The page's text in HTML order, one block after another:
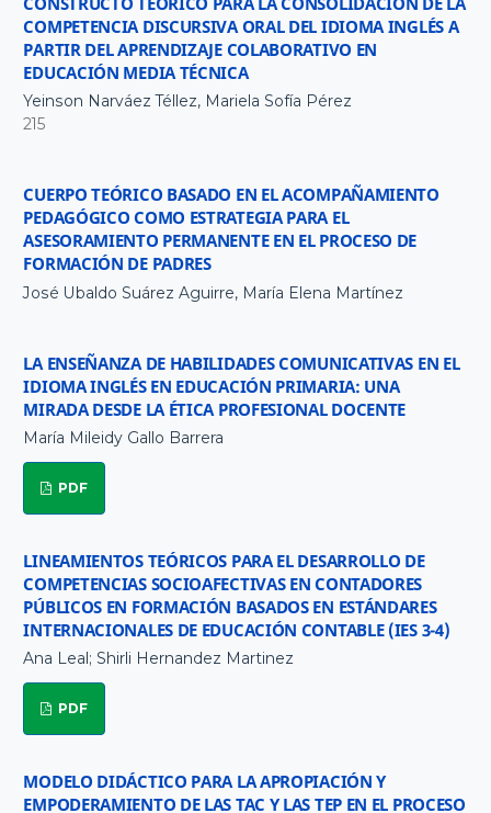
COMPETENCIA DISCURSIVA ORAL DEL IDIOMA INGLÉS A
PARTIR DEL APRENDIZAJE COLABORATIVO EN
EDUCACIÓN MEDIA TÉCNICA
Yeinson Narváez Téllez, Mariela Sofía Pérez
215
CUERPO TEÓRICO BASADO EN EL ACOMPAÑAMIENTO
PEDAGÓGICO COMO ESTRATEGIA PARA EL
ASESORAMIENTO PERMANENTE EN EL PROCESO DE
FORMACIÓN DE PADRES
José Ubaldo Suárez Aguirre, María Elena Martínez
LA ENSEÑANZA DE HABILIDADES COMUNICATIVAS EN EL
IDIOMA INGLÉS EN EDUCACIÓN PRIMARIA: UNA
MIRADA DESDE LA ÉTICA PROFESIONAL DOCENTE
María Mileidy Gallo Barrera
PDF
LINEAMIENTOS TEÓRICOS PARA EL DESARROLLO DE
COMPETENCIAS SOCIOAFECTIVAS EN CONTADORES
PÚBLICOS EN FORMACIÓN BASADOS EN ESTÁNDARES
INTERNACIONALES DE EDUCACIÓN CONTABLE (IES 3-4)
Ana Leal; Shirli Hernandez Martinez
PDF
MODELO DIDÁCTICO PARA LA APROPIACIÓN Y
EMPODERAMIENTO DE LAS TAC Y LAS TEP EN EL PROCESO